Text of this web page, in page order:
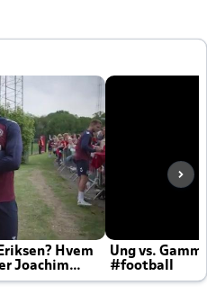
Hvem
Joachim
Ung vs.
#football